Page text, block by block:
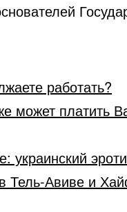
работать?
может платить
украинский
в Тель-Авиве и